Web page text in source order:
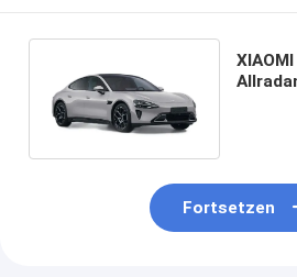
Fortsetzen